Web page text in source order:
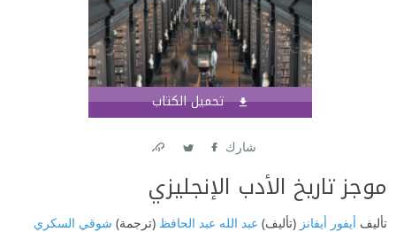
تحميل الكتاب
شارك
موجز تاريخ الأدب الإنجليزي
تأليف أيفور أيفانز (تأليف) عبد الله عبد الحافظ (ترجمة) شوقي السكري